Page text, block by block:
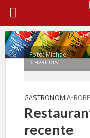
Foto: Michael
Stavaridis
GASTRONOMIA•
recente